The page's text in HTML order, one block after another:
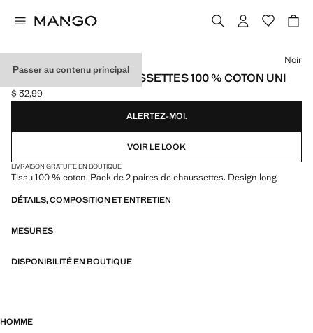
Passer au contenu principal
LOT 2 PAIRES DE CHAUSSETTES 100 % COTON UNI
Prix actuel [$ 32,99 ]
$ 32,99
Choisissez une couleur
Noir
ALERTEZ-MOI.
VOIR LE LOOK
LIVRAISON GRATUITE EN BOUTIQUE
Tissu 100 % coton. Pack de 2 paires de chaussettes. Design long
DÉTAILS, COMPOSITION ET ENTRETIEN
MESURES
DISPONIBILITÉ EN BOUTIQUE
HOMME